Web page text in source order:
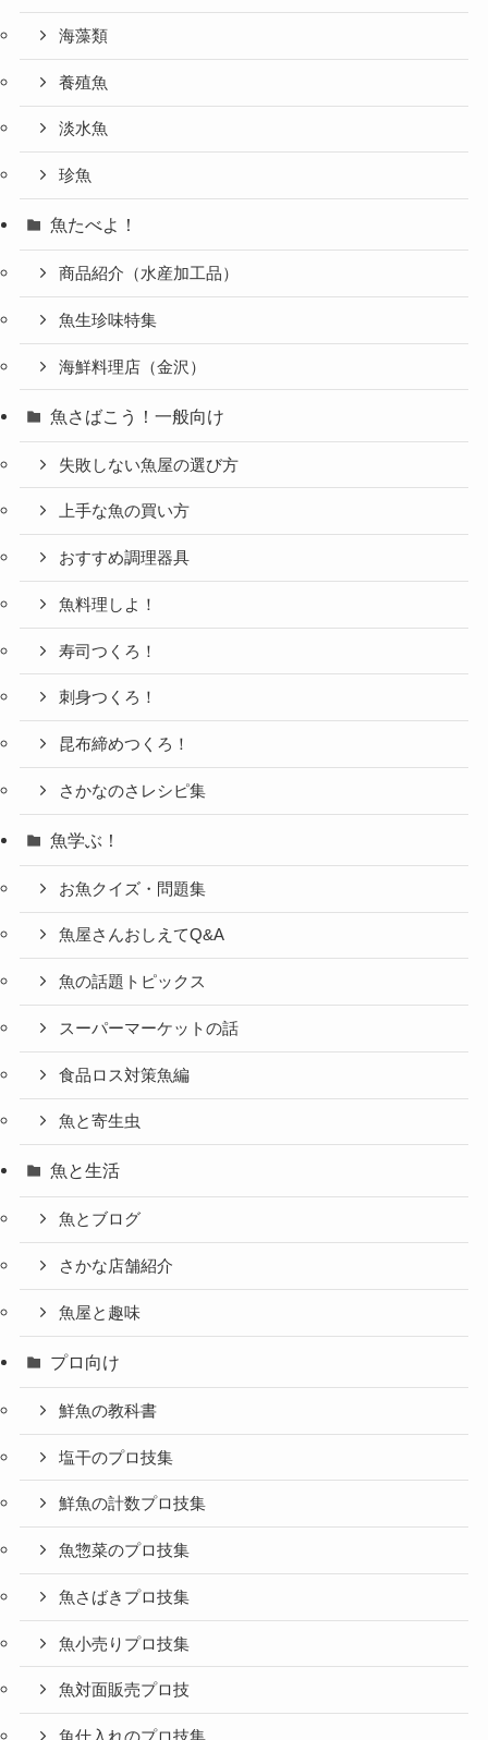
海藻類
養殖魚
淡水魚
珍魚
魚たべよ！
商品紹介（水産加工品）
魚生珍味特集
海鮮料理店（金沢）
魚さばこう！一般向け
失敗しない魚屋の選び方
上手な魚の買い方
おすすめ調理器具
魚料理しよ！
寿司つくろ！
刺身つくろ！
昆布締めつくろ！
さかなのさレシピ集
魚学ぶ！
お魚クイズ・問題集
魚屋さんおしえてQ&A
魚の話題トピックス
スーパーマーケットの話
食品ロス対策魚編
魚と寄生虫
魚と生活
魚とブログ
さかな店舗紹介
魚屋と趣味
プロ向け
鮮魚の教科書
塩干のプロ技集
鮮魚の計数プロ技集
魚惣菜のプロ技集
魚さばきプロ技集
魚小売りプロ技集
魚対面販売プロ技